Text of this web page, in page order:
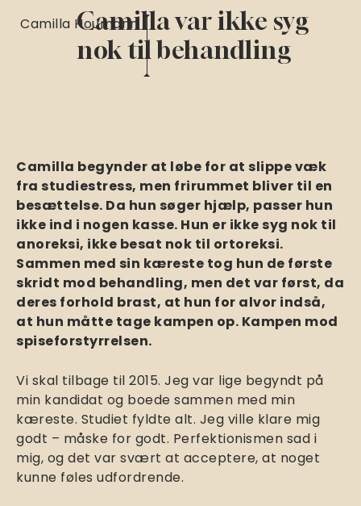
Camilla var ikke syg
nok til behandling
Camilla Houmann
Camilla begynder at løbe for at slippe væk
fra studiestress, men frirummet bliver til en
besættelse. Da hun søger hjælp, passer hun
ikke ind i nogen kasse. Hun er ikke syg nok til
anoreksi, ikke besat nok til ortoreksi.
Sammen med sin kæreste tog hun de første
skridt mod behandling, men det var først, da
deres forhold brast, at hun for alvor indså,
at hun måtte tage kampen op. Kampen mod
spiseforstyrrelsen.
Vi skal tilbage til 2015. Jeg var lige begyndt på
min kandidat og boede sammen med min
kæreste. Studiet fyldte alt. Jeg ville klare mig
godt – måske for godt. Perfektionismen sad i
mig, og det var svært at acceptere, at noget
kunne føles udfordrende.